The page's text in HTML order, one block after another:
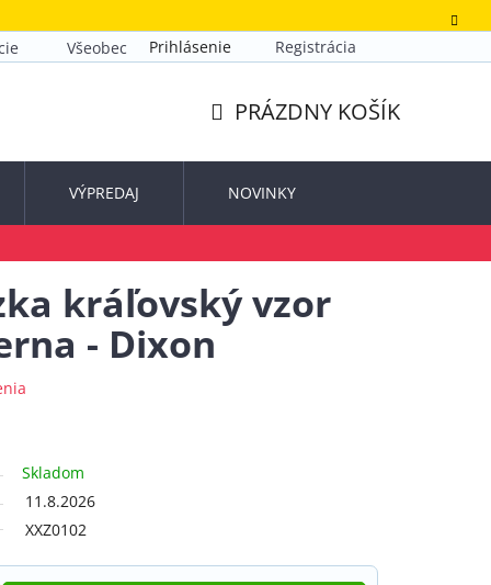
Všeobecné obchodné podmienky
Prihlásenie Registrácia
KOŠÍK
PRÁZDNY KOŠÍK
VÝPREDAJ NOVINKY
kráľovský vzor
- Dixon
Skladom
11.8.2026
XXZ0102